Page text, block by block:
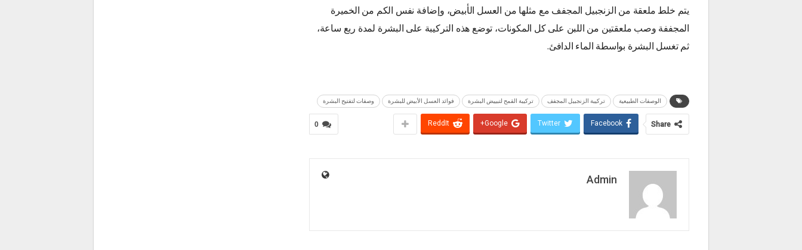
يتم خلط ملعقة من الزنجبيل المجفف مع مثلها من العسل الأبيض، وإضافة نفس الكم من الخميرة
المجففة وصب ملعقتين من اللبن على كل المكونات، توضع هذه التركيبة على البشرة لمدة ربع ساعة،
ثم تغسل البشرة بواسطة الماء الدافئ.
الوصفات الطبيعية تركيبة الزنجبيل المجفف تركيبة القمح لتبييض البشرة فوائد العسل الأبيض للبشرة وصفات لتفتيح البشرة
0 Share
Facebook
Twitter
Google+
ReddIt
Admin